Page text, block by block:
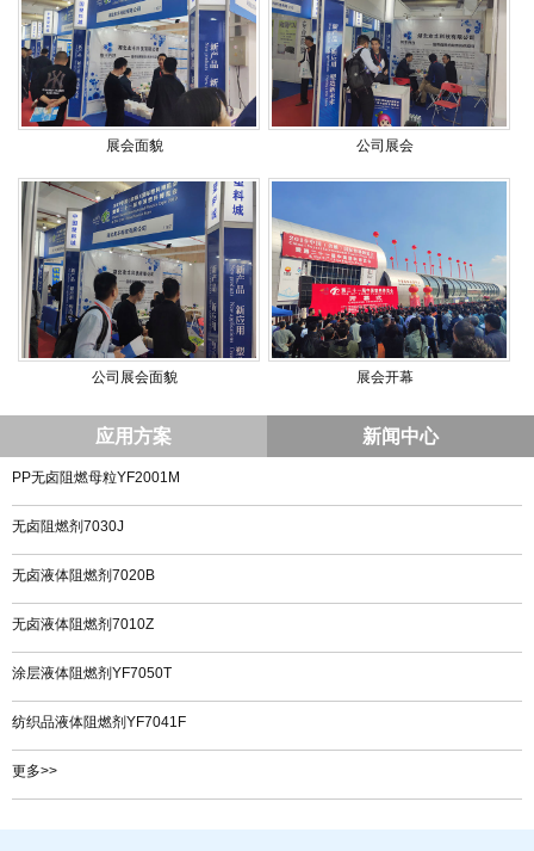
展会面貌 公司展会
公司展会面貌 展会开幕
应用方案 新闻中心
PP无卤阻燃母粒YF2001M
无卤阻燃剂7030J
无卤液体阻燃剂7020B
无卤液体阻燃剂7010Z
涂层液体阻燃剂YF7050T
纺织品液体阻燃剂YF7041F
更多>>